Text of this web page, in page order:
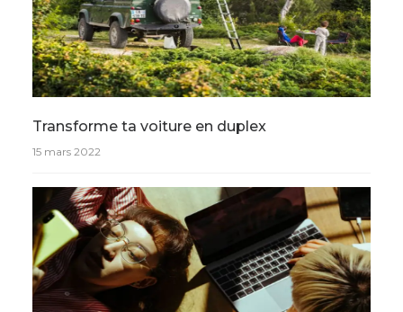
Transforme ta voiture en duplex
15 mars 2022